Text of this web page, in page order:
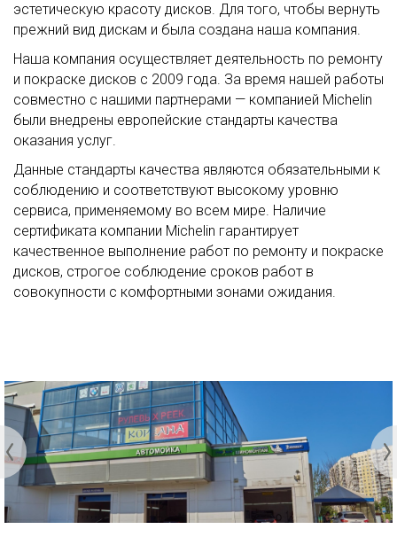
эстетическую красоту дисков. Для того, чтобы вернуть
прежний вид дискам и была создана наша компания.
Наша компания осуществляет деятельность по ремонту
и покраске дисков с 2009 года. За время нашей работы
совместно с нашими партнерами — компанией Michelin
были внедрены европейские стандарты качества
оказания услуг.
Данные стандарты качества являются обязательными к
соблюдению и соответствуют высокому уровню
сервиса, применяемому во всем мире. Наличие
сертификата компании Michelin гарантирует
качественное выполнение работ по ремонту и покраске
дисков, строгое соблюдение сроков работ в
совокупности с комфортными зонами ожидания.